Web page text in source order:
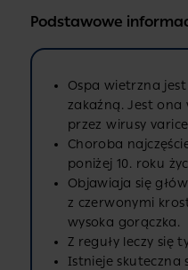
Podstawowe
Ospa wietrzna
zakaźną. Jest ona
przez wirusy
Choroba
poniżej 10. roku
Objawiaja się
z czerwonymi
wysoka gorączka.
Z reguły leczy się
Istnieje skuteczna